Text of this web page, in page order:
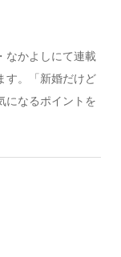
なかよしにて連載
す。「新婚だけど
になるポイントを